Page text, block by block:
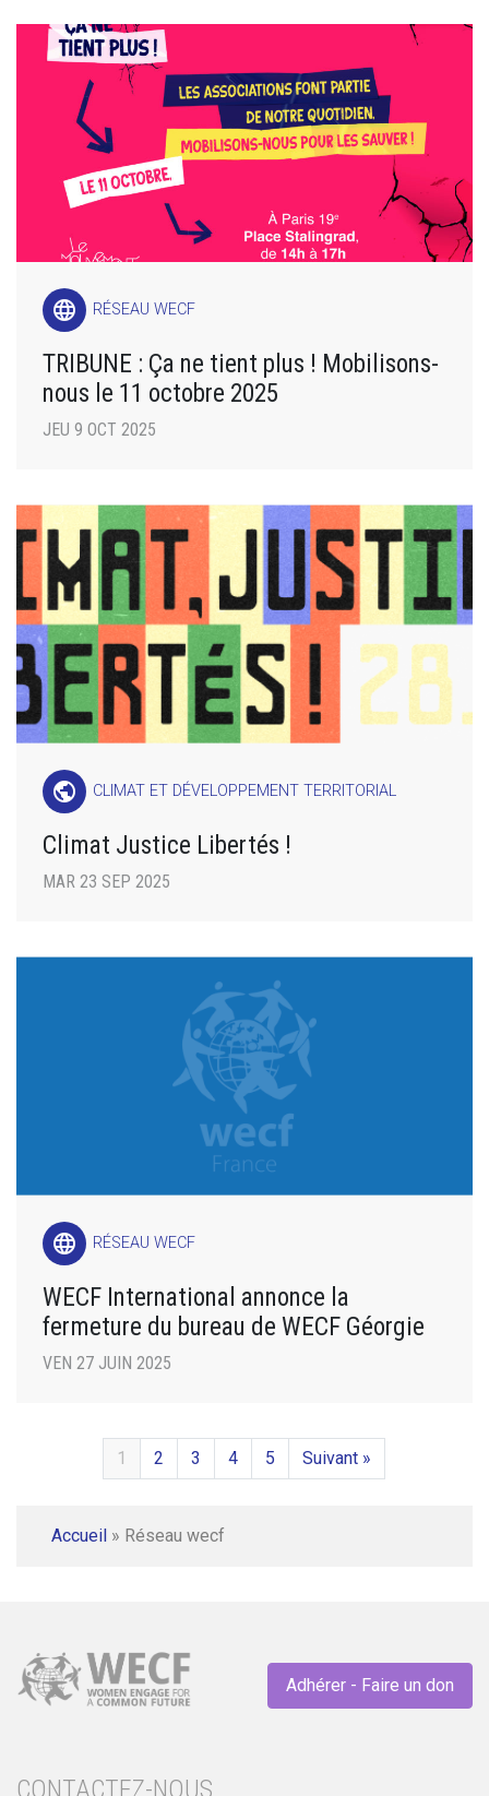
language RÉSEAU WECF
TRIBUNE : Ça ne tient plus ! Mobilisons-
nous le 11 octobre 2025
JEU 9 OCT 2025
public CLIMAT ET DÉVELOPPEMENT TERRITORIAL
Climat Justice Libertés !
MAR 23 SEP 2025
language RÉSEAU WECF
WECF International annonce la
fermeture du bureau de WECF Géorgie
VEN 27 JUIN 2025
1 2 3 4 5 Suivant »
Accueil » Réseau wecf
Adhérer - Faire un don
CONTACTEZ-NOUS